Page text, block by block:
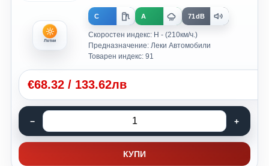
Летни
C A 71dB
Скоростен индекс: H - (210км/ч.)
Предназначение: Леки Автомобили
Товарен индекс: 91
€68.32 / 133.62лв
КУПИ